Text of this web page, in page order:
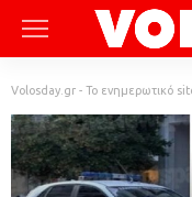
Volosday.gr - Το ενημερωτικό